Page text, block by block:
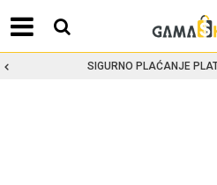
SIGURNO PLAĆANJE